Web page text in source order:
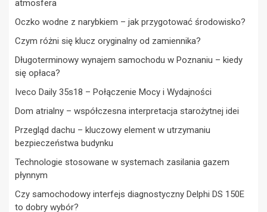
atmosfera
Oczko wodne z narybkiem – jak przygotować środowisko?
Czym różni się klucz oryginalny od zamiennika?
Długoterminowy wynajem samochodu w Poznaniu – kiedy
się opłaca?
Iveco Daily 35s18 – Połączenie Mocy i Wydajności
Dom atrialny – współczesna interpretacja starożytnej idei
Przegląd dachu – kluczowy element w utrzymaniu
bezpieczeństwa budynku
Technologie stosowane w systemach zasilania gazem
płynnym
Czy samochodowy interfejs diagnostyczny Delphi DS 150E
to dobry wybór?